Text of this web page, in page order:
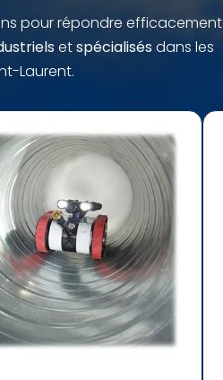
pour répondre efficacement
etspécialisésdans les
Laurent.